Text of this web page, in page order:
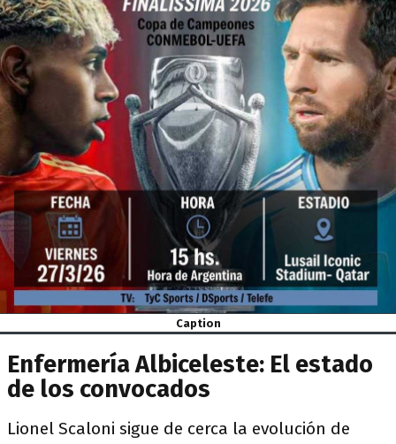
Caption
Enfermería Albiceleste: El estado
de los convocados
Lionel Scaloni sigue de cerca la evolución de